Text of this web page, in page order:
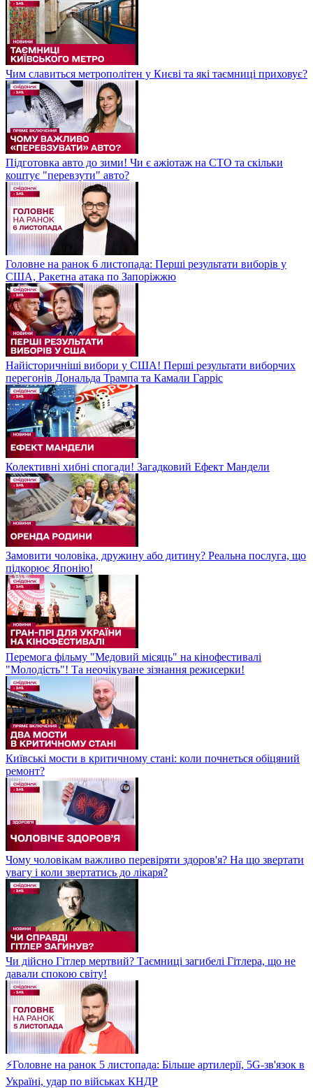
Чим славиться метрополітен у Києві та які таємниці приховує?
Підготовка авто до зими! Чи є ажіотаж на СТО та скільки
коштує "перевзути" авто?
Головне на ранок 6 листопада: Перші результати виборів у
США, Ракетна атака по Запоріжжю
Найісторичніші вибори у США! Перші результати виборчих
перегонів Дональда Трампа та Камали Гарріс
Колективні хибні спогади! Загадковий Ефект Мандели
Замовити чоловіка, дружину або дитину? Реальна послуга, що
підкорює Японію!
Перемога фільму "Медовий місяць" на кінофестивалі
"Молодість"! Та неочікуване зізнання режисерки!
Київські мости в критичному стані: коли почнеться обіцяний
ремонт?
Чому чоловікам важливо перевіряти здоров'я? На що звертати
увагу і коли звертатись до лікаря?
Чи дійсно Гітлер мертвий? Таємниці загибелі Гітлера, що не
давали спокою світу!
⚡Головне на ранок 5 листопада: Більше артилерії, 5G-зв'язок в
Україні, удар по військах КНДР